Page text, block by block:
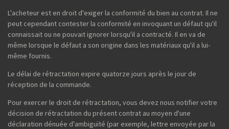
L'acheteur est en droit d'exiger la conformité du bien au contrat. Il ne
peut cependant contester la conformité en invoquant un défaut qu'il
connaissait ou ne pouvait ignorer lorsqu'il a contracté. Il en va de
même lorsque le défaut a son origine dans les matériaux qu'il a lui-
même fournis.
Le délai de rétractation expire quatorze jours après le jour de
réception de la commande.
Pour exercer le droit de rétractation, vous devez nous notifier votre
décision de rétractation du présent contrat au moyen d'une
déclaration dénuée d'ambiguïté (par exemple, lettre envoyée par la